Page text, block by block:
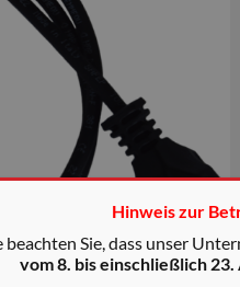
Hinweis zur
beachten Sie, dass unser
vom 8. bis einschließlich 23.